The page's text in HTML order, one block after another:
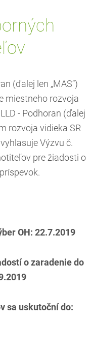
(ďalej len „MAS“)
miestneho rozvoja
- Podhoran (ďalej
rozvoja vidieka SR
Výzvu č.
pre žiadosti o
OH: 22.7.2019
o zaradenie do
sa uskutoční do: